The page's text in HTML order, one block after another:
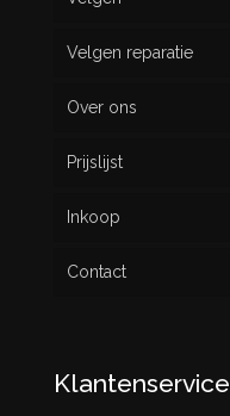
Gebruikt
Velgen reparatie
Over ons
Prijslijst
Inkoop
Contact
Klantenservice